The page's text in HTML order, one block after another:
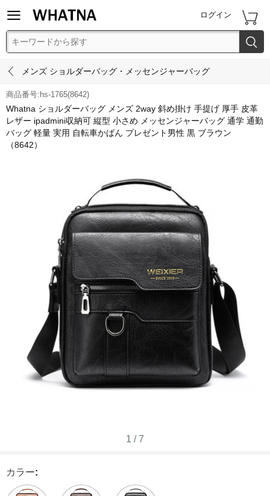
 ログイン 

 メンズ ショルダーバッグ・メッセンジャーバッグ
商品番号:hs-1765(8642)
Whatna ショルダーバッグ メンズ 2way 斜め掛け 手提げ 厚手 皮革
レザー ipadmini収納可 縦型 小さめ メッセンジャーバッグ 通学 通勤
バッグ 軽量 実用 自転車かばん プレゼント男性 黒 ブラウン
（8642）
1 /7
カラー: